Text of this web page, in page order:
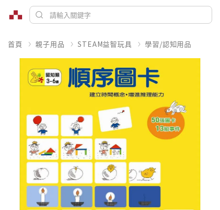
首頁 親子用品 STEAM益智玩具 學習/認知用品